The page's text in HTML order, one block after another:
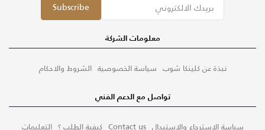
Subscribe
معلومات الشركة
نبذة عن كلينكا شوب سياسة الخصوصية الشروط والاحكام
تواصل مع الدعم الفني
سياسة الاسترجاع والاستبدال Contact us كيفية الطلب ؟ التعليمات